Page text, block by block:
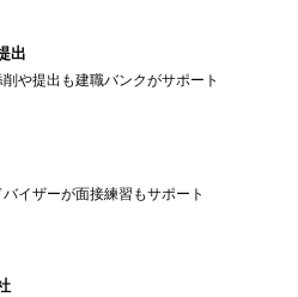
出
や提出も建職バンクがサポート
イザーが面接練習もサポート